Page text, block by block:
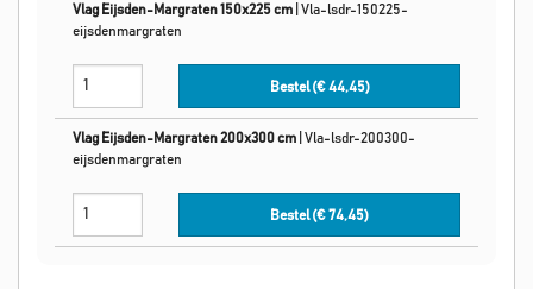
Vlag Eijsden-Margraten 150x225 cm Vla-lsdr-150225-
eijsdenmargraten
Bestel (€44,45)
Vlag Eijsden-Margraten 200x300 cm Vla-lsdr-200300-
eijsdenmargraten
Bestel (€74,45)